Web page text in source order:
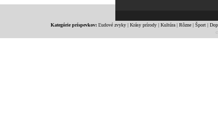
Kategórie príspevkov: Ľudové zvyky| Krásy prírody| Kultúra| Rôzne| Šport|